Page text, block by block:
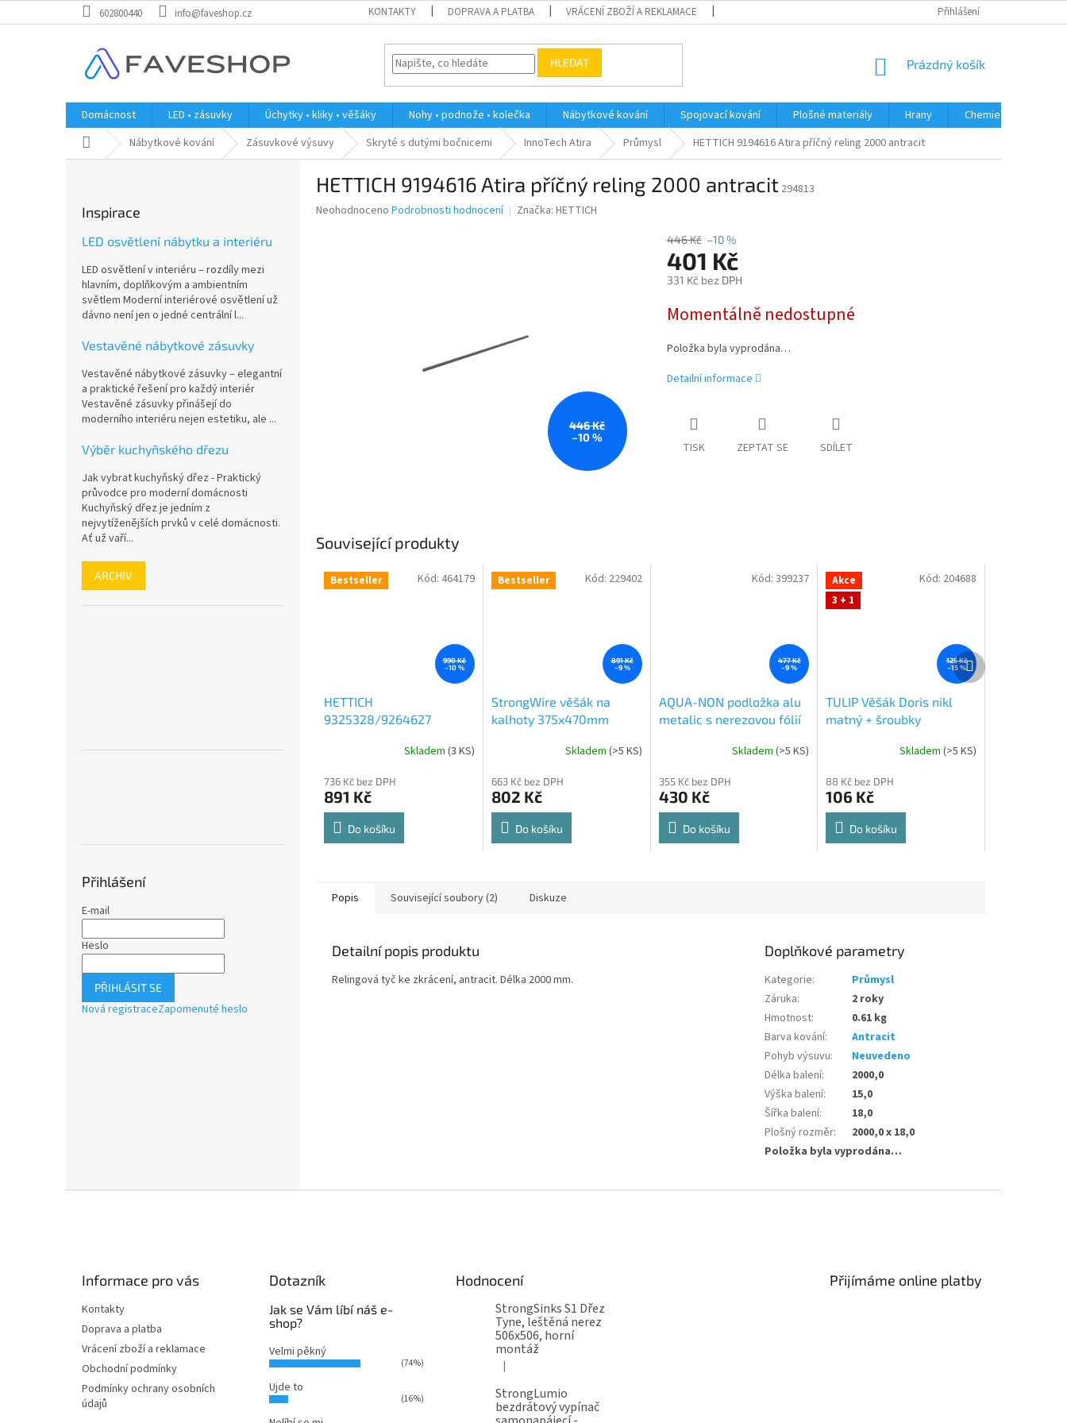
na
602800440 info@faveshop.cz KONTAKTY DOPRAVA A PLATBA VRÁCENÍ ZBOŽÍ A REKLAMACE PODMÍNKY OCHRANY OSOBNÍCH ÚDAJŮ
Přihlášení
HLEDAT
NÁKUPNÍ
Prázdný košík
Domácnost LED • zásuvky Úchytky • kliky • věšáky Nohy • podnože • kolečka Nábytkové kování Spojovací kování Plošné materiály Hrany
Chemie • doplňky
Domů Nábytkové kování Zásuvkové výsuvy Skryté s dutými bočnicemi InnoTech Atira Průmysl HETTICH 9194616 Atira příčný reling 2000 antracit
Inspirace
LED osvětlení nábytku a interiéru
LED osvětlení v interiéru – rozdíly mezi
hlavním, doplňkovým a ambientním
světlem Moderní interiérové osvětlení už
dávno není jen o jedné centrální l...
Vestavěné nábytkové zásuvky
Vestavěné nábytkové zásuvky – elegantní
a praktické řešení pro každý interiér
Vestavěné zásuvky přinášejí do
moderního interiéru nejen estetiku, ale ...
Výběr kuchyňského dřezu
Jak vybrat kuchyňský dřez - Praktický
průvodce pro moderní domácnosti
Kuchyňský dřez je jedním z
nejvytíženějších prvků v celé domácnosti.
Ať už vaří...
ARCHIV
Přihlášení
E-mail
Heslo
PŘIHLÁSIT SE
Nová registraceZapomenuté heslo
HETTICH 9194616 Atira příčný reling 2000 antracit 294813
Průměrné
Neohodnoceno Podrobnosti hodnocení Značka: HETTICH
446 Kč
–10 %
446 Kč –10 %
401 Kč
331 Kč bez DPH
cena:
Momentálně nedostupné
Položka byla vyprodána…
Detailní informace
TISK ZEPTAT SE SDÍLET
Související produkty
Bestseller
990 Kč
–10 %
HETTICH
9325328/9264627
produktu
je
4,8
5
Skladem (3 KS)
736 Kč bez DPH
891 Kč
Do košíku
Kód: 464179 Bestseller
891 Kč
–9 %
StrongWire věšák na
kalhoty 375x470mm
produktu
je
4,8
5
Skladem (>5 KS)
663 Kč bez DPH
802 Kč
Do košíku
Kód: 229402
477 Kč
–9 %
AQUA-NON podložka alu
metalic s nerezovou fólií
produktu
je
4,6
5
Skladem(>5 KS)
355 Kč bez DPH
430 Kč
Do košíku
Kód:399237
Akce
3 + 1
125 Kč
–15 %
TULIP Věšák Doris nikl
matný + šroubky
produktu
je
5,0
5
Skladem(>5 KS)
88 Kč bez DPH
106 Kč
Do košíku
Kód: 204688
Další
produkt
Popis Související soubory (2) Diskuze
Detailní popis produktu
Relingová tyč ke zkrácení, antracit. Délka 2000 mm.
Doplňkové parametry
Kategorie:
Průmysl
Záruka:
2 roky
Hmotnost:
0.61 kg
Barva kování:
Antracit
Pohyb výsuvu:
Neuvedeno
Délka balení:
2000,0
Výška balení:
15,0
Šířka balení:
18,0
Plošný rozměr:
2000,0 x 18,0
Položka byla vyprodána…
Informace pro vás
Kontakty
Doprava a platba
Vrácení zboží a reklamace
Obchodní podmínky
Podmínky ochrany osobních
údajů
Dotazník
Jak se Vám líbí náš e-
shop?
Velmi pěkný
(74%)
Ujde to
(16%)
Hodnocení
StrongSinks S1 Dřez
Tyne, leštěná nerez
506x506, horní
montáž
Hodnocení produktu je 5 z 5 hvězdiček.
|
StrongLumio
bezdrátový vypínač
Přijímáme online platby